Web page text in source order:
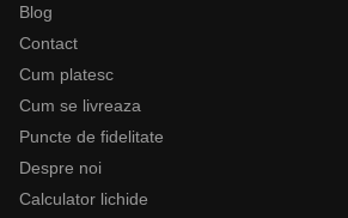
Blog
Contact
Cum platesc
Cum se livreaza
Puncte de fidelitate
Despre noi
Calculator lichide